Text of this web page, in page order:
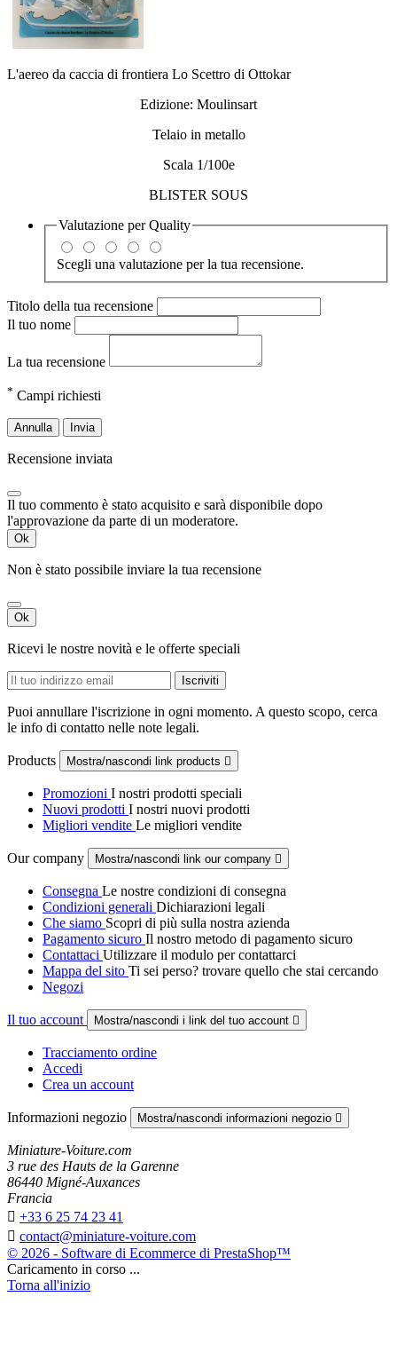
L'aereo da caccia di frontiera Lo Scettro di Ottokar
Edizione: Moulinsart
Telaio in metallo
Scala 1/100e
BLISTER SOUS
Valutazione perQuality
Scegli una valutazione per la tua recensione.
Titolo della tua recensione
Il tuo nome
La tua recensione
* Campi richiesti
Annulla Invia
Recensione inviata
Il tuo commento è stato acquisito e sarà disponibile dopo
l'approvazione da parte di un moderatore.
Ok
Non è stato possibile inviare la tua recensione
Ok
Ricevi le nostre novità e le offerte speciali
Puoi annullare l'iscrizione in ogni momento. A questo scopo, cerca
le info di contatto nelle note legali.
Products Mostra/nascondi link products 
Promozioni I nostri prodotti speciali
Nuovi prodotti I nostri nuovi prodotti
Migliori vendite Le migliori vendite
Our company Mostra/nascondi link our company 
Consegna Le nostre condizioni di consegna
Condizioni generali Dichiarazioni legali
Che siamo Scopri di più sulla nostra azienda
Pagamento sicuro Il nostro metodo di pagamento sicuro
Contattaci Utilizzare il modulo per contattarci
Mappa del sito Ti sei perso? trovare quello che stai cercando
Negozi
Il tuo account Mostra/nascondi i link del tuo account 
Tracciamento ordine
Accedi
Crea un account
Informazioni negozio Mostra/nascondi informazioni negozio 
Miniature-Voiture.com
3 rue des Hauts de la Garenne
86440 Migné-Auxances
Francia
 +33 6 25 74 23 41
 contact@miniature-voiture.com
© 2026 - Software di Ecommerce di PrestaShop™
Caricamento in corso ...
Torna all'inizio